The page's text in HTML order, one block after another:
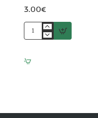
3.00€
Amazzonite
esagonale
mm
liscia